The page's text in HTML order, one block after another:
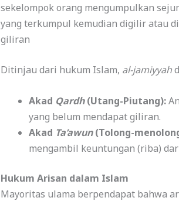
sekelompok orang mengumpulkan
yang terkumpul kemudian digilir atau
giliran
Ditinjau dari hukum Islam, al-jamiyyah
Akad Qardh(Utang-Piutang):
yang belum mendapat giliran.
Akad Ta’awun(Tolong-
mengambil keuntungan (riba)
Hukum Arisan dalam Islam
Mayoritas ulama berpendapat bahwa